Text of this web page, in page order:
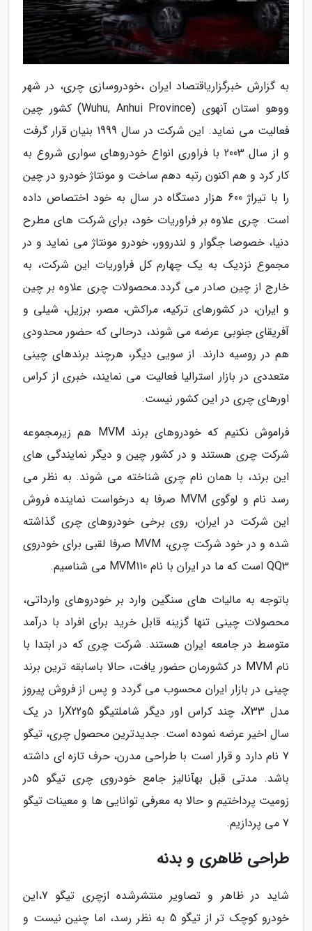
به گزارش خبرگزاریاقتصاد ایران ،خودروسازی چری، در شهر
ووهو استان آنهوی (Wuhu, Anhui Province) کشور چین
فعالیت می نماید. این شرکت در سال 1999 بنیان قرار گرفت
و از سال 2003 با فراوری انواع خودروهای سواری شروع به
کار کرد و هم اکنون رتبه دهم ساخت و مونتاژ خودرو در چین
را با تیراژ 600 هزار دستگاه در سال به خود اختصاص داده
است. چری علاوه بر فراوریات خود، برای شرکت های مطرح
دنیا، خصوصا جگوار و لندروور، خودرو مونتاژ می نماید و در
مجموع نزدیک به یک چهارم کل فراوریات این شرکت، به
خارج از چین صادر می گردد.محصولات چری علاوه بر چین
و ایران، در کشورهای ترکیه، مراکش، مصر، برزیل، شیلی و
آفریقای جنوبی عرضه می شوند، درحالی که حضور محدودی
هم در روسیه دارند. از سویی دیگر، هرچند برندهای چینی
متعددی در بازار استرالیا فعالیت می نمایند، خبری از کراس
اورهای چری در این کشور نیست.
فراموش نکنیم که خودروهای برند MVM هم زیرمجموعه
شرکت چری هستند و در کشور چین و دیگر نمایندگی های
این برند، با همان نام چری شناخته می شوند. به نظر می
رسد نام و لوگوی MVM صرفا به درخواست نماینده فروش
این شرکت در ایران، روی برخی خودروهای چری گذاشته
شده و در خود شرکت چری، MVM صرفا لقبی برای خودروی
QQ3 است که ما در ایران با نام MVM110 می شناسیم.
باتوجه به مالیات های سنگین وارد بر خودروهای وارداتی،
محصولات چینی تنها گزینه قابل خرید برای افراد با درآمد
متوسط در جامعه ایران هستند. شرکت چری که در ابتدا با
نام MVM در کشورمان حضور یافت، حالا باسابقه ترین برند
چینی در بازار ایران محسوب می گردد و پس از فروش پیروز
مدل X33، چند کراس اور دیگر شاملتیگو 5وX22را در یک
سال اخیر عرضه نموده است. جدیدترین محصول چری، تیگو
7 نام دارد و قرار است با طراحی مدرن، حرف تازه ای داشته
باشد. مدتی قبل بهآنالیز جامع خودروی چری تیگو 5در
زومیت پرداختیم و حالا به معرفی توانایی ها و معینات تیگو
7 می پردازیم.
طراحی ظاهری و بدنه
شاید در ظاهر و تصاویر منتشرشده ازچری تیگو 7،این
خودرو کوچک تر از تیگو 5 به نظر رسد، اما چنین نیست و